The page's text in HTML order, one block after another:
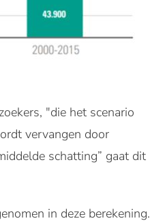
"die het scenario
vervangen door
schatting” gaat dit
in deze berekening.